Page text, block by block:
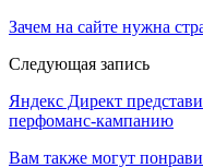
Зачем на сайте нужна
Следующая запись
Яндекс Директ
перфоманс-кампанию
Вам также могут